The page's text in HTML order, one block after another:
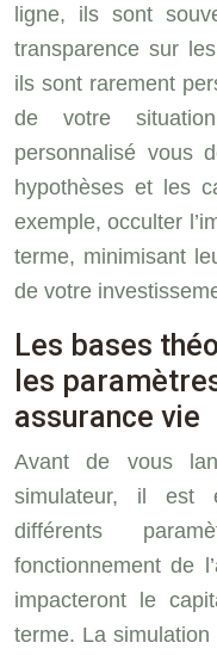
ligne, ils sont
transparence sur
ils sont rarement
de votre
personnalisé vous
hypothèses et les
exemple, occulter
terme, minimisant
de votre
Les bases
les
assurance vie
Avant de vous
simulateur, il est
différents
fonctionnement de
impacteront le
terme. La